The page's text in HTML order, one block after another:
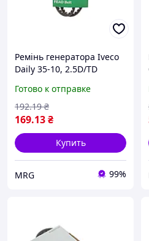
Ремінь генератора Iveco
Daily 35-10, 2.5D/TD
Готово к отправке
169.13₴
192.19 ₴
Купить
MRG 99%